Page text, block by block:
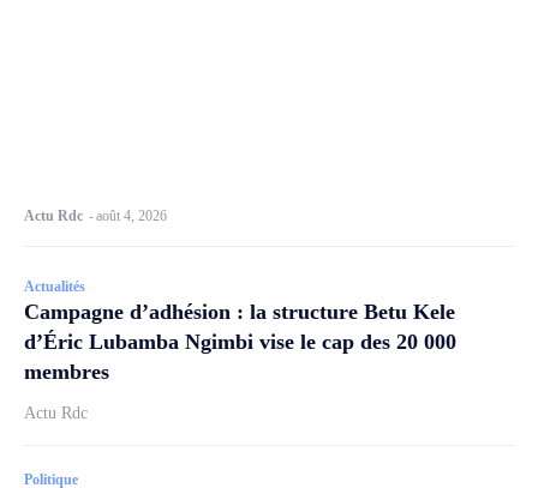
Actu Rdc -août 4, 2026
Actualités
Campagne d’adhésion : la structure Betu Kele
d’Éric Lubamba Ngimbi vise le cap des 20 000
membres
Actu Rdc
Politique